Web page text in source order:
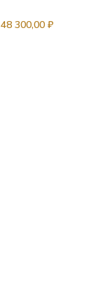
48 300,00₽